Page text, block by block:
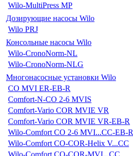
Wilo-MultiPress MP
Дозирующие насосы Wilo
Wilo PRJ
Консольные насосы Wilo
Wilo-CronoNorm-NL
Wilo-CronoNorm-NLG
Многонасосные установки Wilo
CO MVI ER-EB-R
Comfort-N-CO 2-6 MVIS
Comfort-Vario COR MVIE VR
Comfort-Vario COR MVIE VR-EB-R
Wilo-Comfort CO 2-6 MVI...CC-EB-R
Wilo-Comfort CO-COR-Helix V...CC
Wilo-Comfort CO-COR-MVI...CC